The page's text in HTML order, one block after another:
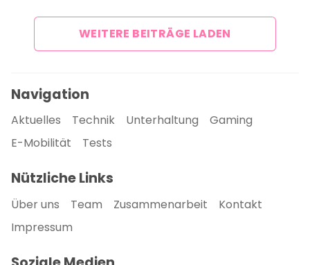
WEITERE BEITRÄGE LADEN
Navigation
Aktuelles Technik Unterhaltung
Gaming
E-Mobilität
Tests
Nützliche Links
Über uns Team Zusammenarbeit
Kontakt
Impressum